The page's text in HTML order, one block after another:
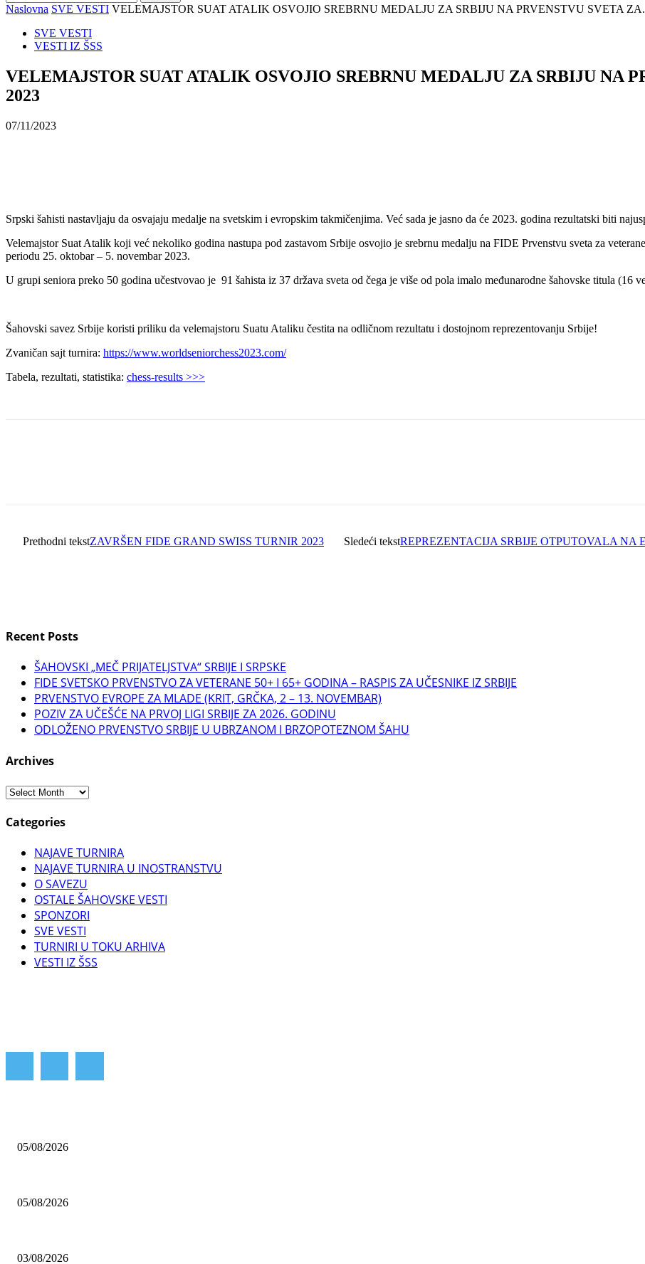
Naslovna SVE VESTI VELEMAJSTOR SUAT ATALIK OSVOJIO SREBRNU MEDALJU ZA SRBIJU NA PRVENSTVU SVETA
SVE VESTI
VESTI IZ ŠSS
VELEMAJSTOR SUAT ATALIK OSVOJIO SREBRNU MEDALJU ZA SRBIJU NA
2023
07/11/2023
Srpski šahisti nastavljaju da osvajaju medalje na svetskim i evropskim takmičenjima. Već sada je jasno da će 2023. godina rezultatski biti
Velemajstor Suat Atalik koji već nekoliko godina nastupa pod zastavom Srbije osvojio je srebrnu medalju na FIDE Prvenstvu sveta za
periodu 25. oktobar – 5. novembar 2023.
U grupi seniora preko 50 godina učestvovao je 91 šahista iz 37 država sveta od čega je više od pola imalo međunarodne šahovske titula (16
Šahovski savez Srbije koristi priliku da velemajstoru Suatu Ataliku čestita na odličnom rezultatu i dostojnom reprezentovanju Srbije!
Zvaničan sajt turnira: https://www.worldseniorchess2023.com/
Tabela, rezultati, statistika: chess-results >>>
Prethodni tekstZAVRŠEN FIDE GRAND SWISS TURNIR 2023 Sledeći tekstREPREZENTACIJA SRBIJE OTPUTOVALA NA
Recent Posts
ŠAHOVSKI „MEČ PRIJATELJSTVA“ SRBIJE I SRPSKE
FIDE SVETSKO PRVENSTVO ZA VETERANE 50+ I 65+ GODINA – RASPIS ZA UČESNIKE IZ SRBIJE
PRVENSTVO EVROPE ZA MLADE (KRIT, GRČKA, 2 – 13. NOVEMBAR)
POZIV ZA UČEŠĆE NA PRVOJ LIGI SRBIJE ZA 2026. GODINU
ODLOŽENO PRVENSTVO SRBIJE U UBRZANOM I BRZOPOTEZNOM ŠAHU
Archives
Archives
Categories
NAJAVE TURNIRA
NAJAVE TURNIRA U INOSTRANSTVU
O SAVEZU
OSTALE ŠAHOVSKE VESTI
SPONZORI
SVE VESTI
TURNIRI U TOKU ARHIVA
VESTI IZ ŠSS
05/08/2026
05/08/2026
03/08/2026